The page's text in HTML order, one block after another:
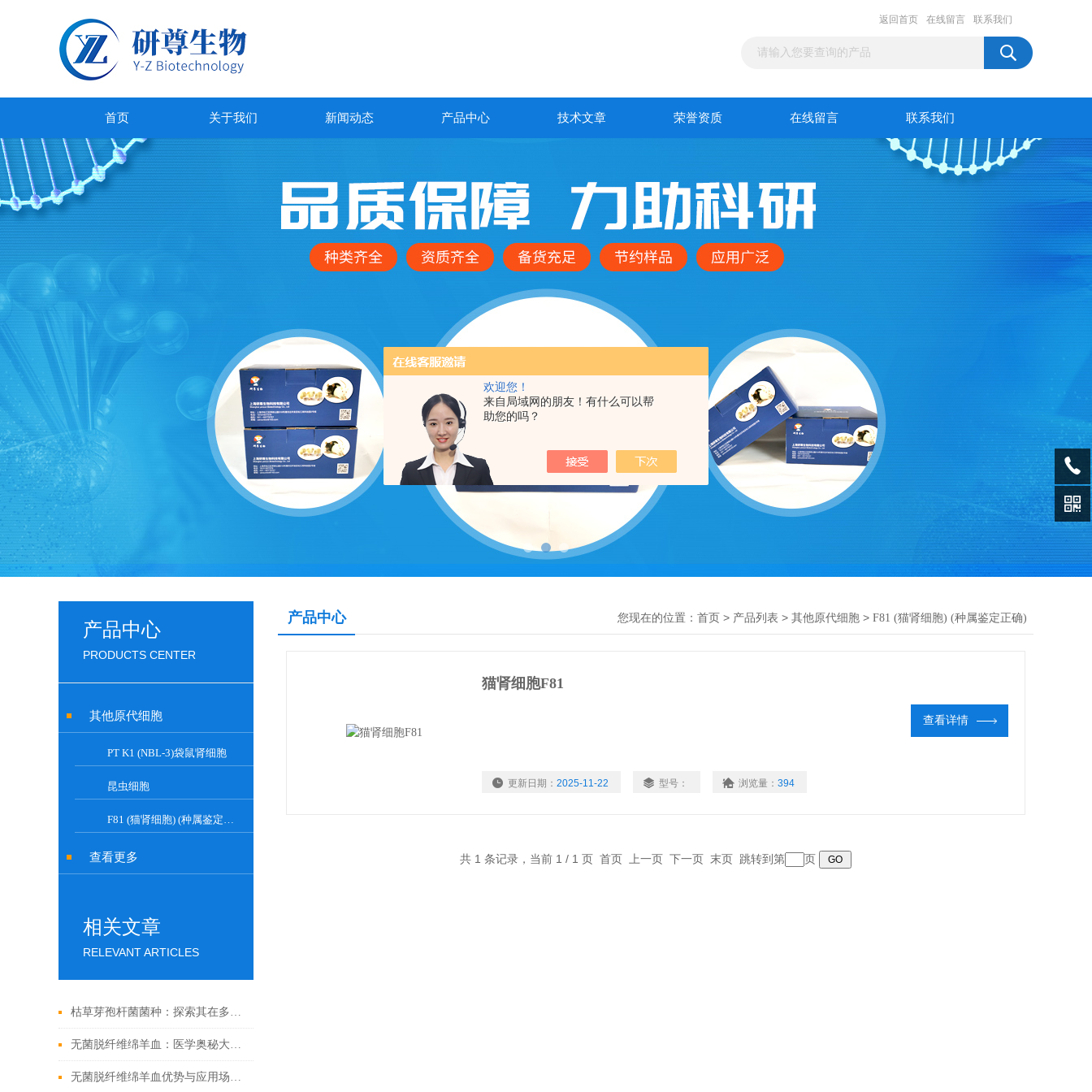
欢迎您！
来自局域网的朋友！有什么可以帮
助您的吗？
返回首页 在线留言 联系我们
首页 关于我们 新闻动态 产品中心 技术文章 荣誉资质 在线留言 联系我们
产品中心
PRODUCTS CENTER
其他原代细胞
PT K1 (NBL-3)袋鼠肾细胞
昆虫细胞
F81 (猫肾细胞) (种属鉴定正确)
查看更多
相关文章
RELEVANT ARTICLES
枯草芽孢杆菌菌种：探索其在多个领域中的实际应用
无菌脱纤维绵羊血：医学奥秘大揭秘！
无菌脱纤维绵羊血优势与应用场景汇总
产品中心 您现在的位置： 首页 > 产品列表 > 其他原代细胞 > F81 (猫肾细胞) (种属鉴定正确)
猫肾细胞F81
更新日期： 2025-11-22 型号： 浏览量： 394
查看详情
共 1 条记录，当前 1 / 1 页 首页 上一页 下一页 末页 跳转到第 页